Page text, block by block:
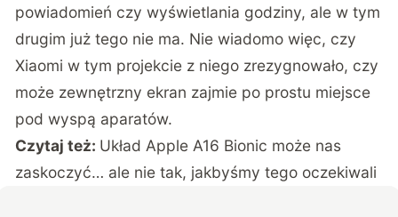
powiadomień czy wyświetlania godziny, ale w tym
drugim już tego nie ma. Nie wiadomo więc, czy
Xiaomi w tym projekcie z niego zrezygnowało, czy
może zewnętrzny ekran zajmie po prostu miejsce
pod wyspą aparatów.
Czytaj też: Układ Apple A16 Bionic może nas
zaskoczyć… ale nie tak, jakbyśmy tego oczekiwali